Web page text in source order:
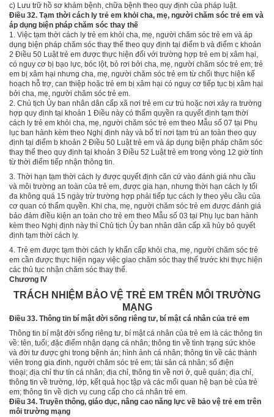
c) Lưu trữ hồ sơ khám bệnh, chữa bệnh theo quy định của pháp luật.
Điều 32. Tạm thời cách ly trẻ em khỏi cha, mẹ, người chăm sóc trẻ em và
áp dụng biện pháp chăm sóc thay thế
1. Việc tạm thời cách ly trẻ em khỏi cha, mẹ, người chăm sóc trẻ em và áp
dụng biện pháp chăm sóc thay thế theo quy định tại điểm b và điểm c khoản
2 Điều 50 Luật trẻ em được thực hiện đối với trường hợp trẻ em bị xâm hại,
có nguy cơ bị bạo lực, bóc lột, bỏ rơi bởi cha, mẹ, người chăm sóc trẻ em; trẻ
em bị xâm hại nhưng cha, mẹ, người chăm sóc trẻ em từ chối thực hiện kế
hoạch hỗ trợ, can thiệp hoặc trẻ em bị xâm hại có nguy cơ tiếp tục bị xâm hại
bởi cha, mẹ, người chăm sóc trẻ em.
2. Chủ tịch Ủy ban nhân dân cấp xã nơi trẻ em cư trú hoặc nơi xảy ra trường
hợp quy định tại khoản 1 Điều này có thẩm quyền ra quyết định tạm thời
cách ly trẻ em khỏi cha, mẹ, người chăm sóc trẻ em theo Mẫu số 07 tại Phụ
lục ban hành kèm theo Nghị định này và bố trí nơi tạm trú an toàn theo quy
định tại điểm b khoản 2 Điều 50 Luật trẻ em và áp dụng biện pháp chăm sóc
thay thế theo quy định tại khoản 3 Điều 52 Luật trẻ em trong vòng 12 giờ tính
từ thời điểm tiếp nhận thông tin.
3. Thời hạn tạm thời cách ly được quyết định căn cứ vào đánh giá nhu cầu
và môi trường an toàn của trẻ em, được gia hạn, nhưng thời hạn cách ly tối
đa không quá 15 ngày trừ trường hợp phải tiếp tục cách ly theo yêu cầu của
cơ quan có thẩm quyền. Khi cha, mẹ, người chăm sóc trẻ em được đánh giá
bảo đảm điều kiện an toàn cho trẻ em theo Mẫu số 03 tại Phụ lục ban hành
kèm theo Nghị định này thì Chủ tịch Ủy ban nhân dân cấp xã hủy bỏ quyết
định tạm thời cách ly.
4. Trẻ em được tạm thời cách ly khẩn cấp khỏi cha, mẹ, người chăm sóc trẻ
em cần được thực hiện ngay việc giao chăm sóc thay thế trước khi thực hiện
các thủ tục nhận chăm sóc thay thế.
Chương IV
TRÁCH NHIỆM BẢO VỆ TRẺ EM TRÊN MÔI TRƯỜNG
MẠNG
Điều 33. Thông tin bí mật đời sống riêng tư, bí mật cá nhân của trẻ em
Thông tin bí mật đời sống riêng tư, bí mật cá nhân của trẻ em là các thông tin
về: tên, tuổi; đặc điểm nhận dạng cá nhân; thông tin về tình trạng sức khỏe
và đời tư được ghi trong bệnh án; hình ảnh cá nhân; thông tin về các thành
viên trong gia đình, người chăm sóc trẻ em; tài sản cá nhân; số điện
thoại; địa chỉ thư tín cá nhân; địa chỉ, thông tin về nơi ở, quê quán; địa chỉ,
thông tin về trường, lớp, kết quả học tập và các mối quan hệ bạn bè của trẻ
em; thông tin về dịch vụ cung cấp cho cá nhân trẻ em.
Điều 34. Truyền thông, giáo dục, nâng cao năng lực về bảo vệ trẻ em trên
môi trường mạng